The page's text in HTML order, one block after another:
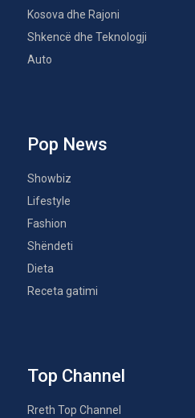
Kosova dhe Rajoni
Shkencë dhe Teknologji
Auto
Pop News
Showbiz
Lifestyle
Fashion
Shëndeti
Dieta
Receta gatimi
Top Channel
Rreth Top Channel